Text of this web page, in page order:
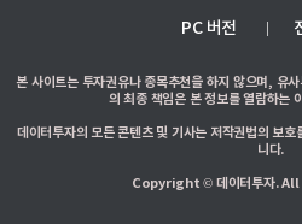
PC 버전
본 사이트는 투자권유나 종목추천을 하지 않으며, 유
의 최종 책임은 본 정보를 열람하는
데이터투자의 모든 콘텐츠 및 기사는 저작권법의 보
니다.
Copyright © 데이터투자.